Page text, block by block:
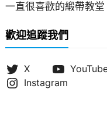
一直很喜歡的緞帶教
歡迎追蹤我們
X
Instagram